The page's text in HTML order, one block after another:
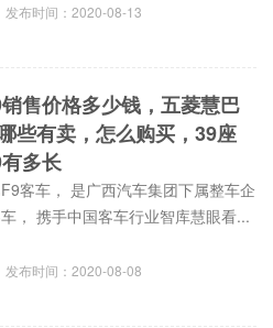
发布时间：2020-08-13
售价格多少钱，五菱慧巴
些有卖，怎么购买，39座
多长
客车， 是广西汽车集团下属整车企
， 携手中国客车行业智库慧眼看...
发布时间：2020-08-08